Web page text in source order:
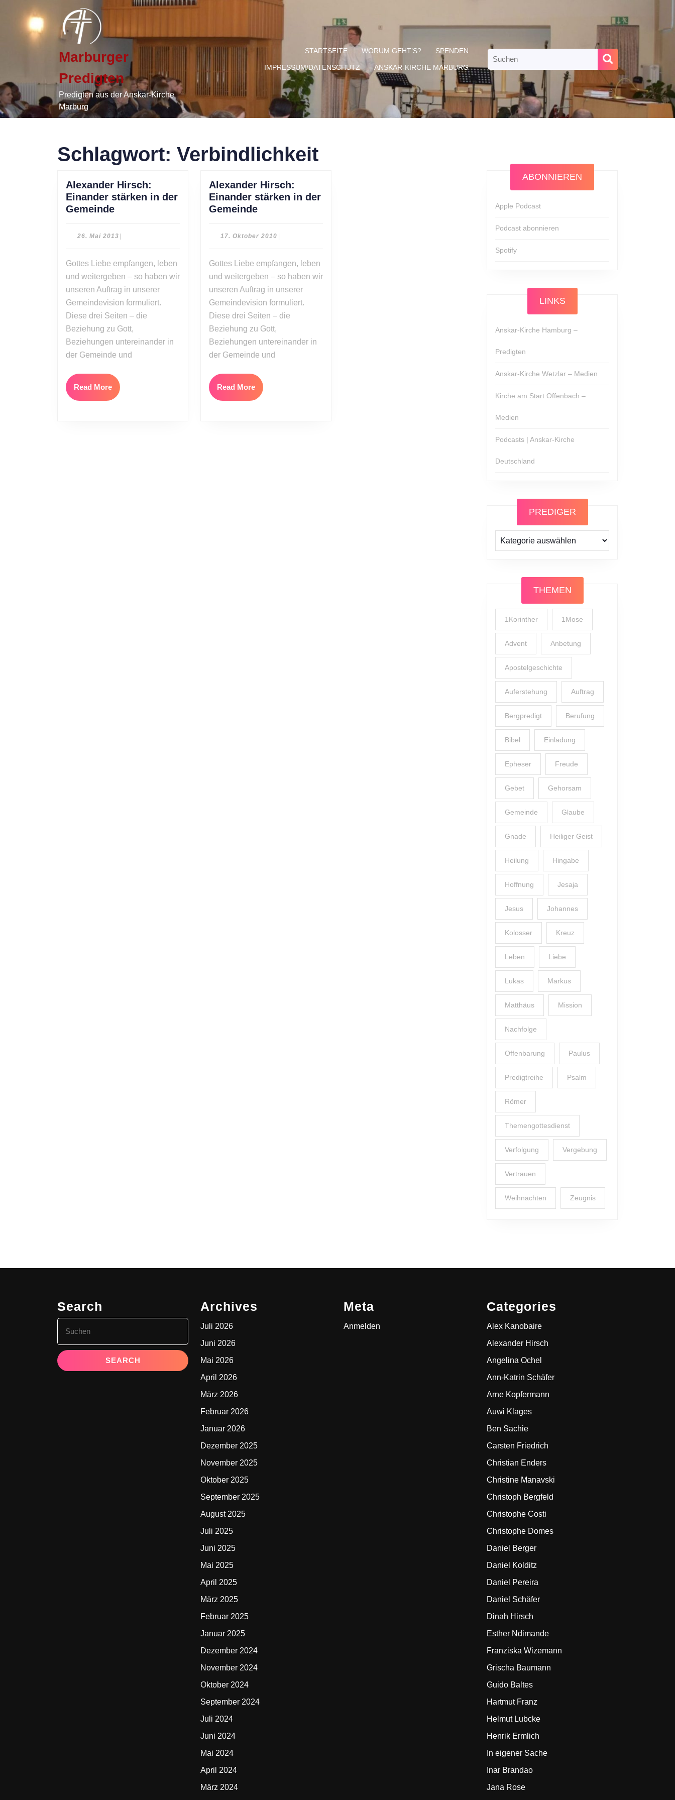
content
Marburger
Predigten
Predigten aus der Anskar-Kirche
Marburg
STARTSEITE WORUM GEHT’S? SPENDEN
IMPRESSUM/DATENSCHUTZ ANSKAR-KIRCHE MARBURG
for:
Schlagwort: Verbindlichkeit
Alexander Hirsch:
Einander stärken in der
GemeindeAlexander
Einander
der
Gemeinde
26. Mai 2013 26.
Gottes Liebe empfangen, leben
und weitergeben – so haben wir
unseren Auftrag in unserer
Gemeindevision formuliert.
Diese drei Seiten – die
Beziehung zu Gott,
Beziehungen untereinander in
der Gemeinde und
Read MoreRead
More
Alexander Hirsch:
Einander stärken in der
GemeindeAlexander
Einander
der
Gemeinde
17. Oktober 201017.
Gottes Liebe empfangen, leben
und weitergeben – so haben wir
unseren Auftrag in unserer
Gemeindevision formuliert.
Diese drei Seiten – die
Beziehung zu Gott,
Beziehungen untereinander in
der Gemeinde und
Read MoreRead
More
ABONNIEREN
Apple Podcast
Podcast abonnieren
Spotify
LINKS
Anskar-Kirche Hamburg –
Predigten
Anskar-Kirche Wetzlar – Medien
Kirche am Start Offenbach –
Medien
Podcasts | Anskar-Kirche
Deutschland
PREDIGER
Prediger
THEMEN
1Korinther 1Mose
Advent Anbetung
Apostelgeschichte
Auferstehung Auftrag
Bergpredigt Berufung
Bibel Einladung
Epheser Freude
Gebet Gehorsam
Gemeinde Glaube
Gnade Heiliger Geist
Heilung Hingabe
Hoffnung Jesaja
Jesus Johannes
Kolosser Kreuz
Leben Liebe
Lukas Markus
Matthäus Mission
Nachfolge
Offenbarung Paulus
Predigtreihe Psalm
Römer
Themengottesdienst
Verfolgung Vergebung
Vertrauen
Weihnachten Zeugnis
Search
for:
Archives
Juli 2026
Juni 2026
Mai 2026
April 2026
März 2026
Februar 2026
Januar 2026
Dezember 2025
November 2025
Oktober 2025
September 2025
August 2025
Juli 2025
Juni 2025
Mai 2025
April 2025
März 2025
Februar 2025
Januar 2025
Dezember 2024
November 2024
Oktober 2024
September 2024
Juli 2024
Juni 2024
Mai 2024
April 2024
März 2024
Meta
Anmelden
Categories
Alex Kanobaire
Alexander Hirsch
Angelina Ochel
Ann-Katrin Schäfer
Arne Kopfermann
Auwi Klages
Ben Sachie
Carsten Friedrich
Christian Enders
Christine Manavski
Christoph Bergfeld
Christophe Costi
Christophe Domes
Daniel Berger
Daniel Kolditz
Daniel Pereira
Daniel Schäfer
Dinah Hirsch
Esther Ndimande
Franziska Wizemann
Grischa Baumann
Guido Baltes
Hartmut Franz
Helmut Lubcke
Henrik Ermlich
In eigener Sache
Inar Brandao
Jana Rose